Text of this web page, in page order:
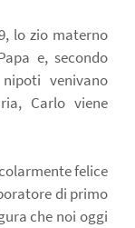
lo zio materno
e, secondo
venivano
Carlo viene
felice
di primo
che noi oggi